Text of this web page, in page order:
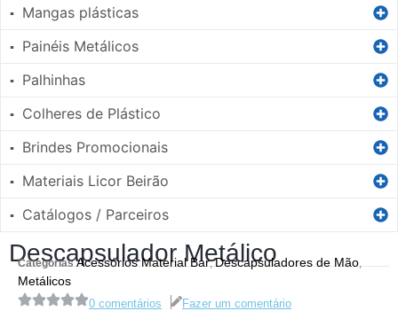
▪ Mangas plásticas
▪ Painéis Metálicos
▪ Palhinhas
▪ Colheres de Plástico
▪ Brindes Promocionais
▪ Materiais Licor Beirão
▪ Catálogos / Parceiros
Descapsulador Metálico
Categorias Acessórios Material Bar,Descapsuladores de Mão,
Metálicos
0 comentários Fazer um comentário